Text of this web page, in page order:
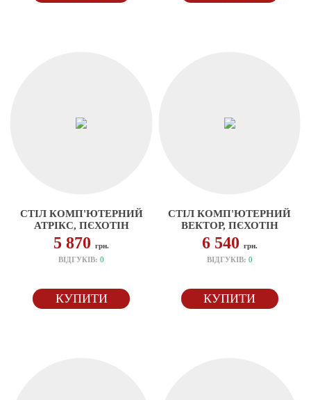
СТІЛ КОМП'ЮТЕРНИЙ
АТРІКС, ПЄХОТІН
5 870грн.
ВІДГУКІВ:0
КУПИТИ
СТІЛ КОМП'ЮТЕРНИЙ
ВЕКТОР, ПЄХОТІН
6 540 грн.
ВІДГУКІВ: 0
КУПИТИ